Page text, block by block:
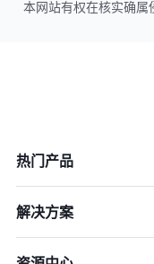
本网站有权在核实确属
热门产品
解决方案